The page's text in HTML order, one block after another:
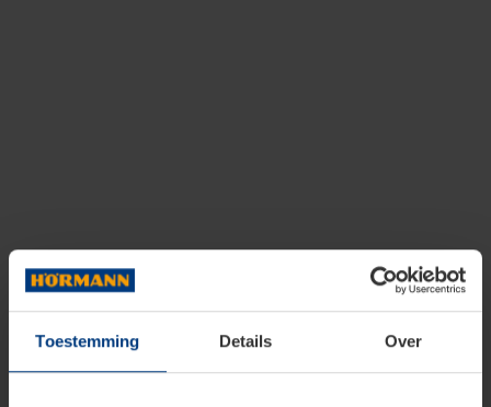
Toestemming Details Over